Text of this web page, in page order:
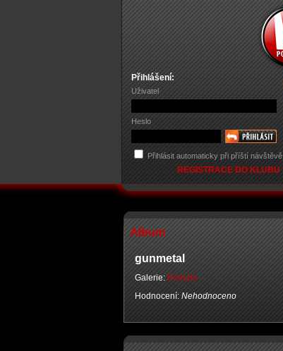
Přihlášení:
Uživatel
Heslo
Přihlásit automaticky při příští návštěvě
REGISTRACE DO KLUBU
Album
gunmetal
Galerie: Prelude
Hodnocení: Nehodnoceno